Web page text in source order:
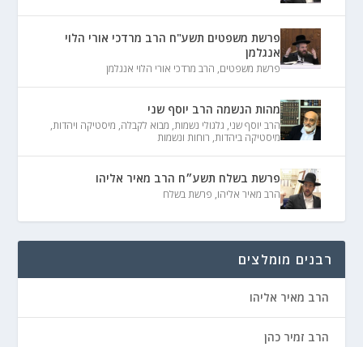
פרשת משפטים תשע"ח הרב מרדכי אורי הלוי
אנגלמן
פרשת משפטים, הרב מרדכי אורי הלוי אנגלמן
מהות הנשמה הרב יוסף שני
הרב יוסף שני, גלגולי נשמות, מבוא לקבלה, מיסטיקה ויהדות,
מיסטיקה ביהדות, רוחות ונשמות
פרשת בשלח תשע״ח הרב מאיר אליהו
הרב מאיר אליהו, פרשת בשלח
רבנים מומלצים
הרב מאיר אליהו
הרב זמיר כהן